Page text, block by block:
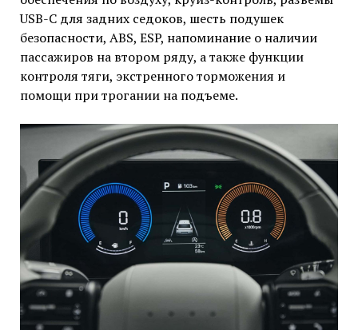
USB-C для задних седоков, шесть подушек
безопасности, ABS, ESP, напоминание о наличии
пассажиров на втором ряду, а также функции
контроля тяги, экстренного торможения и
помощи при трогании на подъеме.